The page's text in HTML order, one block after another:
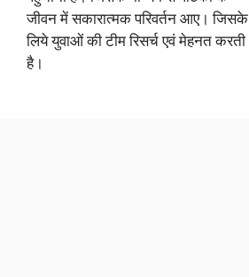
जीवन में सकारात्मक परिवर्तन आए। जिसके
लिये युवाओं की टीम रिसर्च एवं मेहनत करती
है।